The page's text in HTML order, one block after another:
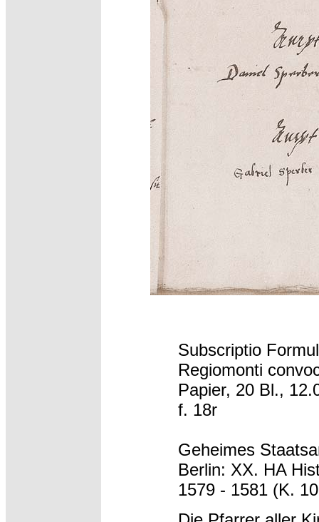
Subscriptio
Regiomonti
Papier, 20 Bl.,
f. 18r
Geheimes
Berlin: XX. HA
1579 - 1581 (K.